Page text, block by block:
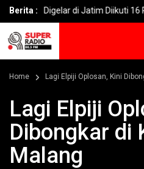
Berita :
di Jatim Diikuti 16 Provinsi
Home Lagi Elpiji Oplosan, Kini
Lagi Elpiji
Dibongkar di
Malang